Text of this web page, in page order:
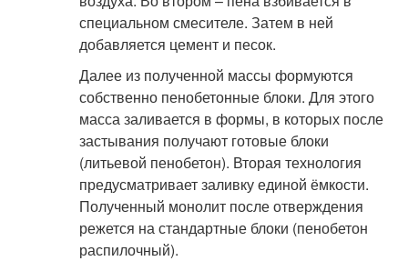
специальном смесителе. Затем в ней
добавляется цемент и песок.
Далее из полученной массы формуются
собственно пенобетонные блоки. Для этого
масса заливается в формы, в которых после
застывания получают готовые блоки
(литьевой пенобетон). Вторая технология
предусматривает заливку единой ёмкости.
Полученный монолит после отверждения
режется на стандартные блоки (пенобетон
распилочный).